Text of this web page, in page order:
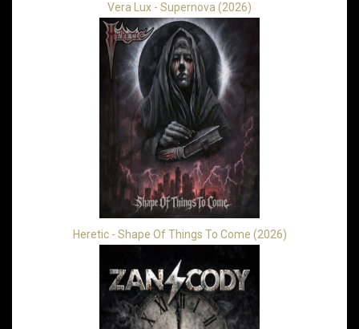
Vera Lux - Supernova (2026)
Heretic - Shape Of Things To Come (2026)